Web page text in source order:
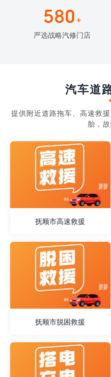
580 +
严选战略汽修门店
汽车道
提供附近道路拖车、高速救
胎，
抚顺市高速救援
抚顺市脱困救援